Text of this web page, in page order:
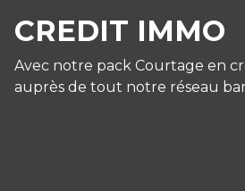
CREDIT IMMO
Avec notre pack Courtage en
auprès de tout notre réseau